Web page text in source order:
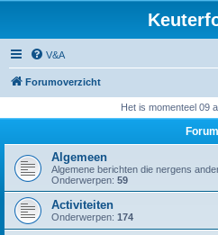
V&A
Forumoverzicht
Het is momenteel 09
Forum
Algemeen
Algemene berichten die nergens
Onderwerpen: 59
Activiteiten
Onderwerpen: 174